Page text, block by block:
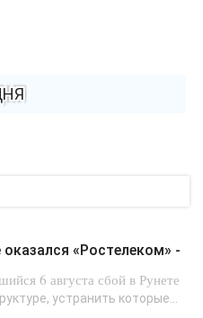
оказался «Ростелеком» -
6 августа сбой в Рунете
устранить которые...